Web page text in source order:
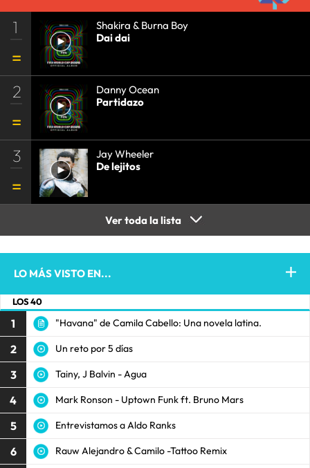
1
Shakira & Burna Boy
Dai dai
2
Danny Ocean
Partidazo
3
Jay Wheeler
De lejitos
Ver toda la lista
LO MÁS VISTO EN...
LOS 40
1 "Havana" de Camila Cabello: Una novela latina.
2 Un reto por 5 días
3 Tainy, J Balvin - Agua
4 Mark Ronson - Uptown Funk ft. Bruno Mars
5 Entrevistamos a Aldo Ranks
6 Rauw Alejandro & Camilo -Tattoo Remix